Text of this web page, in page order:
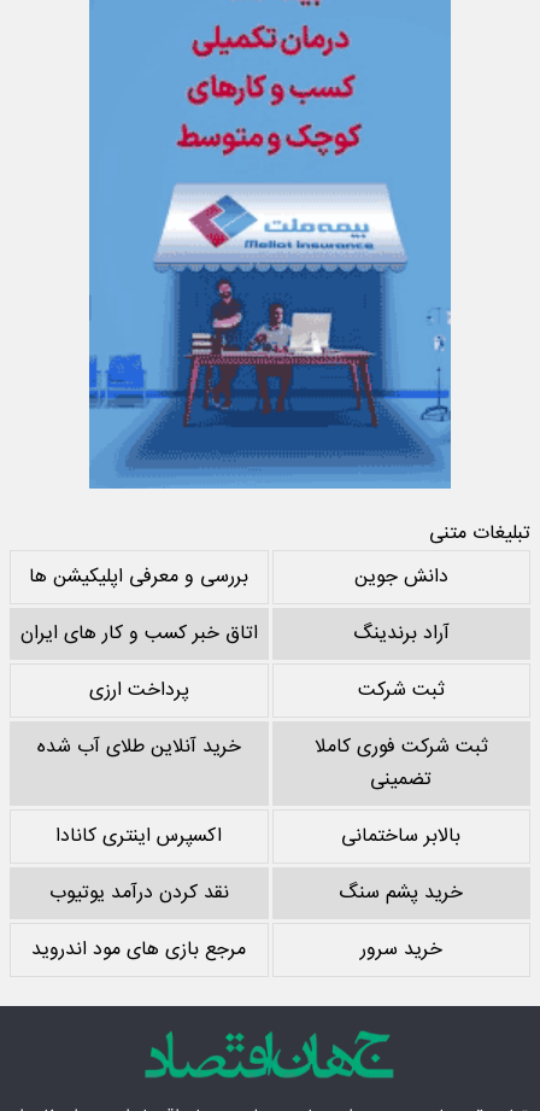
تبلیغات متنی
دانش جوین
بررسی و معرفی اپلیکیشن ها
آراد برندینگ
اتاق خبر کسب و کار های ایران
ثبت شرکت
پرداخت ارزی
ثبت شرکت فوری کاملا
تضمینی
خرید آنلاین طلای آب شده
بالابر ساختمانی
اکسپرس اینتری کانادا
خرید پشم سنگ
نقد کردن درآمد یوتیوب
خرید سرور
مرجع بازی های مود اندروید